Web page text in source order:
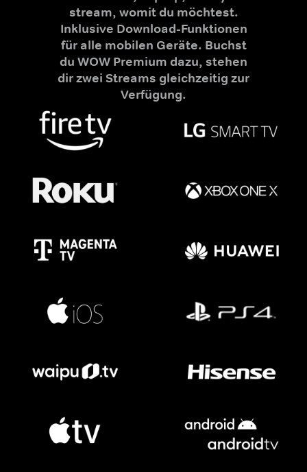
stream, womit du möchtest.
Inklusive Download-Funktionen
für alle mobilen Geräte. Buchst
du WOW Premium dazu, stehen
dir zwei Streams gleichzeitig zur
Verfügung.